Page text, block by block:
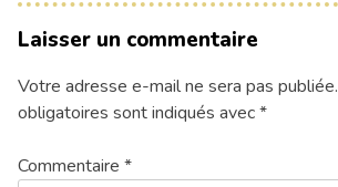
Laisser un commentaire
Votre adresse e-mail ne sera pas publiée.
obligatoires sont indiqués avec*
Commentaire *